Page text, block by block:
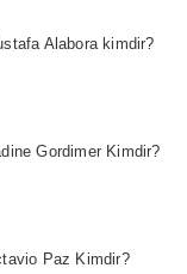
Alabora kimdir?
Gordimer Kimdir?
Paz Kimdir?